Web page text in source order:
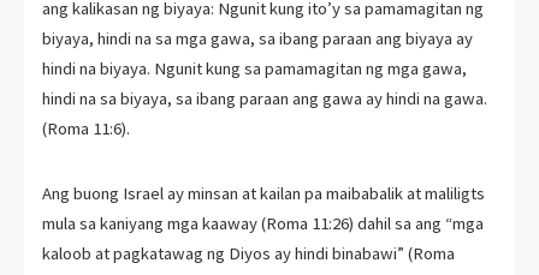
ang kalikasan ng biyaya: Ngunit kung ito’y sa pamamagitan ng
biyaya, hindi na sa mga gawa, sa ibang paraan ang biyaya ay
hindi na biyaya. Ngunit kung sa pamamagitan ng mga gawa,
hindi na sa biyaya, sa ibang paraan ang gawa ay hindi na gawa.
(Roma 11:6).
Ang buong Israel ay minsan at kailan pa maibabalik at maliligts
mula sa kaniyang mga kaaway (Roma 11:26) dahil sa ang “mga
kaloob at pagkatawag ng Diyos ay hindi binabawi” (Roma